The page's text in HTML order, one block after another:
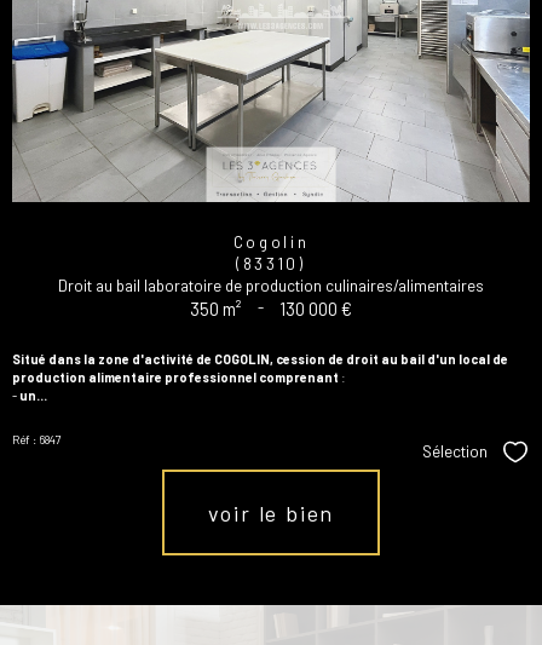
Cogolin
(83310)
Droit au bail laboratoire de production culinaires/alimentaires
350 m² - 130 000 €
Situé dans la zone d'activité de COGOLIN, cession de droit au bail d'un local de
production alimentaire professionnel comprenant :
- un...
Réf : 6847
Sélection
voir le bien